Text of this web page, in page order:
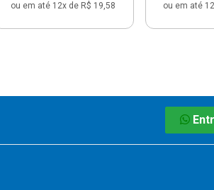
ou em até 12x de R$ 19,58 ou em até